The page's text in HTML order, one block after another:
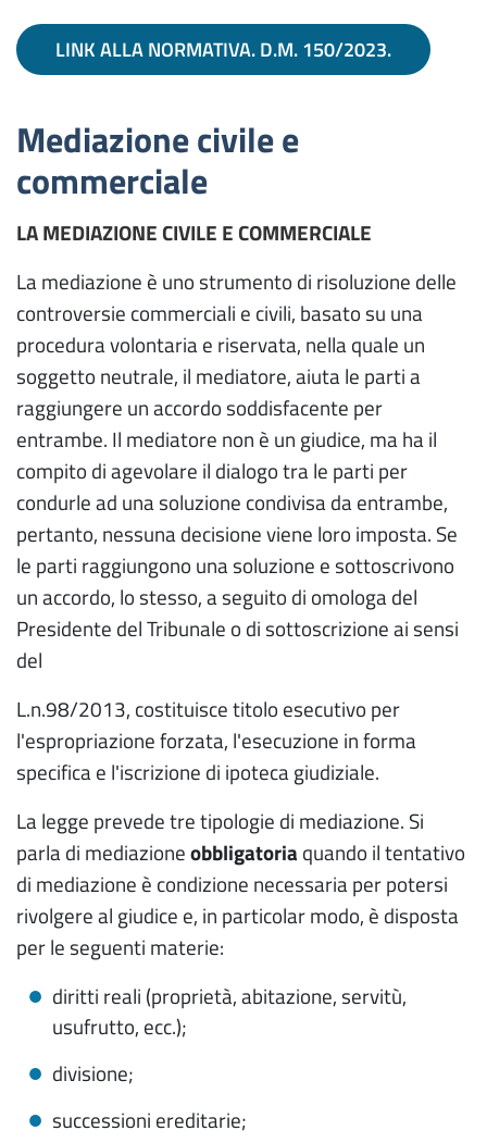
LINK ALLA NORMATIVA. D.M. 150/2023.
Mediazione civile e
commerciale
LA MEDIAZIONE CIVILE E COMMERCIALE
La mediazione è uno strumento di risoluzione delle
controversie commerciali e civili, basato su una
procedura volontaria e riservata, nella quale un
soggetto neutrale, il mediatore, aiuta le parti a
raggiungere un accordo soddisfacente per
entrambe. Il mediatore non è un giudice, ma ha il
compito di agevolare il dialogo tra le parti per
condurle ad una soluzione condivisa da entrambe,
pertanto, nessuna decisione viene loro imposta. Se
le parti raggiungono una soluzione e sottoscrivono
un accordo, lo stesso, a seguito di omologa del
Presidente del Tribunale o di sottoscrizione ai sensi
del
L.n.98/2013, costituisce titolo esecutivo per
l'espropriazione forzata, l'esecuzione in forma
specifica e l'iscrizione di ipoteca giudiziale.
La legge prevede tre tipologie di mediazione. Si
parla di mediazioneobbligatoria quando il tentativo
di mediazione è condizione necessaria per potersi
rivolgere al giudice e, in particolar modo, è disposta
per le seguenti materie:
diritti reali (proprietà, abitazione, servitù,
usufrutto, ecc.);
divisione;
successioni ereditarie;